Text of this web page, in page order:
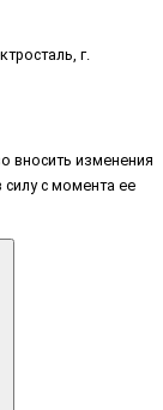
г.
вносить изменения
с момента ее